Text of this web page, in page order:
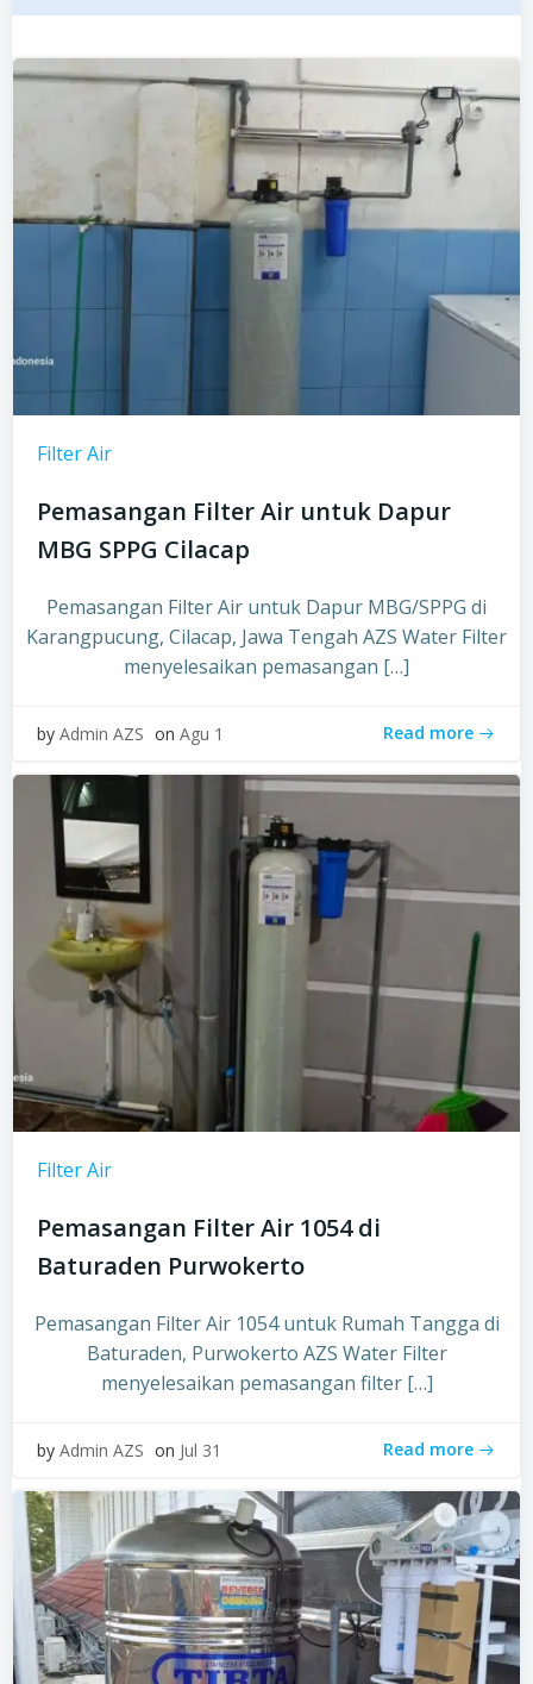
Filter Air
Pemasangan Filter Air untuk Dapur
MBG SPPG Cilacap
Pemasangan Filter Air untuk Dapur MBG/SPPG di
Karangpucung, Cilacap, Jawa Tengah AZS Water Filter
menyelesaikan pemasangan […]
by Admin AZS on Agu 1 Read more
Filter Air
Pemasangan Filter Air 1054 di
Baturaden Purwokerto
Pemasangan Filter Air 1054 untuk Rumah Tangga di
Baturaden, Purwokerto AZS Water Filter
menyelesaikan pemasangan filter […]
by Admin AZS on Jul 31 Read more